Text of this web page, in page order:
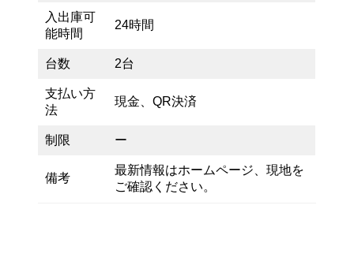
入出庫可
能時間
24時間
台数 2台
支払い方
法
現金、QR決済
制限 ー
備考
最新情報はホームページ、現地を
ご確認ください。